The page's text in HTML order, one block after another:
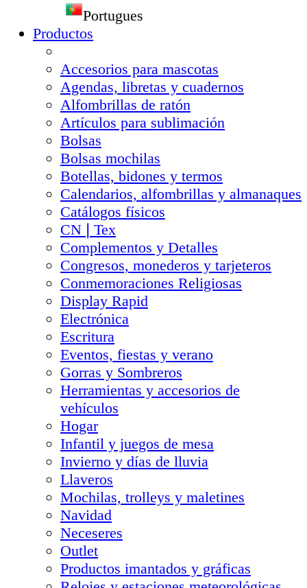
Portugues
Productos
Accesorios para mascotas
Agendas, libretas y cuadernos
Alfombrillas de ratón
Artículos para sublimación
Bolsas
Bolsas mochilas
Botellas, bidones y termos
Calendarios, alfombrillas y almanaques
Catálogos físicos
CN❘Tex
Complementos y Detalles
Congresos, monederos y tarjeteros
Conmemoraciones Religiosas
Display Rapid
Electrónica
Escritura
Eventos, fiestas y verano
Gorras y Sombreros
Herramientas y accesorios de
vehículos
Hogar
Infantil y juegos de mesa
Invierno y días de lluvia
Llaveros
Mochilas, trolleys y maletines
Navidad
Neceseres
Outlet
Productos imantados y gráficas